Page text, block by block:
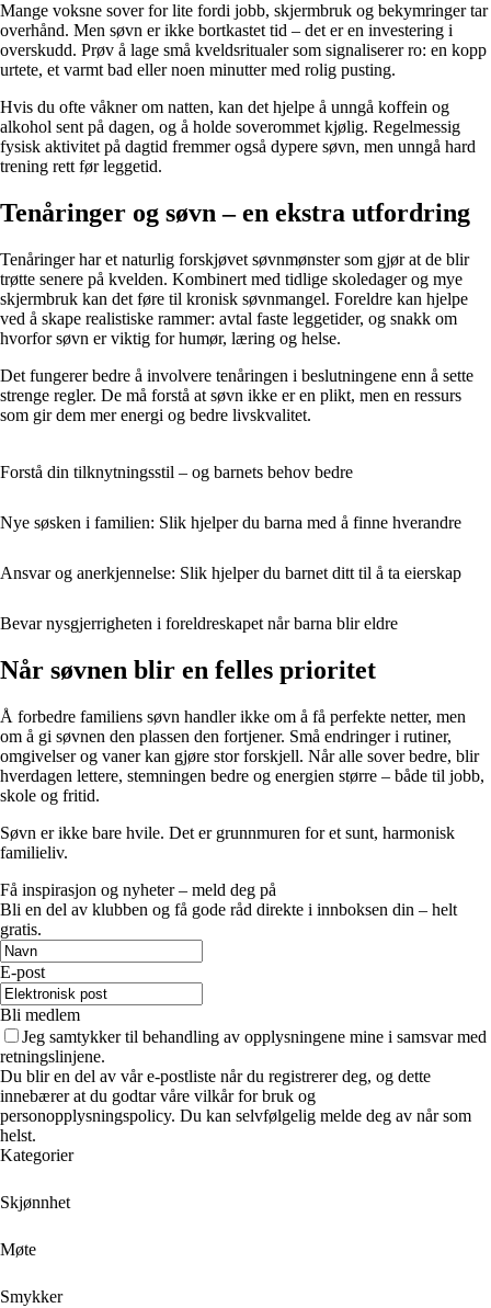
Mange voksne sover for lite fordi jobb, skjermbruk og bekymringer tar
overhånd. Men søvn er ikke bortkastet tid – det er en investering i
overskudd. Prøv å lage små kveldsritualer som signaliserer ro: en kopp
urtete, et varmt bad eller noen minutter med rolig pusting.
Hvis du ofte våkner om natten, kan det hjelpe å unngå koffein og
alkohol sent på dagen, og å holde soverommet kjølig. Regelmessig
fysisk aktivitet på dagtid fremmer også dypere søvn, men unngå hard
trening rett før leggetid.
Tenåringer og søvn – en ekstra utfordring
Tenåringer har et naturlig forskjøvet søvnmønster som gjør at de blir
trøtte senere på kvelden. Kombinert med tidlige skoledager og mye
skjermbruk kan det føre til kronisk søvnmangel. Foreldre kan hjelpe
ved å skape realistiske rammer: avtal faste leggetider, og snakk om
hvorfor søvn er viktig for humør, læring og helse.
Det fungerer bedre å involvere tenåringen i beslutningene enn å sette
strenge regler. De må forstå at søvn ikke er en plikt, men en ressurs
som gir dem mer energi og bedre livskvalitet.
Forstå din tilknytningsstil – og barnets behov bedre
Nye søsken i familien: Slik hjelper du barna med å finne hverandre
Ansvar og anerkjennelse: Slik hjelper du barnet ditt til å ta eierskap
Bevar nysgjerrigheten i foreldreskapet når barna blir eldre
Når søvnen blir en felles prioritet
Å forbedre familiens søvn handler ikke om å få perfekte netter, men
om å gi søvnen den plassen den fortjener. Små endringer i rutiner,
omgivelser og vaner kan gjøre stor forskjell. Når alle sover bedre, blir
hverdagen lettere, stemningen bedre og energien større – både til jobb,
skole og fritid.
Søvn er ikke bare hvile. Det er grunnmuren for et sunt, harmonisk
familieliv.
Få inspirasjon og nyheter – meld deg på
Bli en del av klubben og få gode råd direkte i innboksen din – helt
gratis.
E-post
Bli medlem
Jeg samtykker til behandling av opplysningene mine i samsvar med
retningslinjene.
Du blir en del av vår e-postliste når du registrerer deg, og dette
innebærer at du godtar våre vilkår for bruk og
personopplysningspolicy. Du kan selvfølgelig melde deg av når som
helst.
Kategorier
Skjønnhet
Møte
Smykker